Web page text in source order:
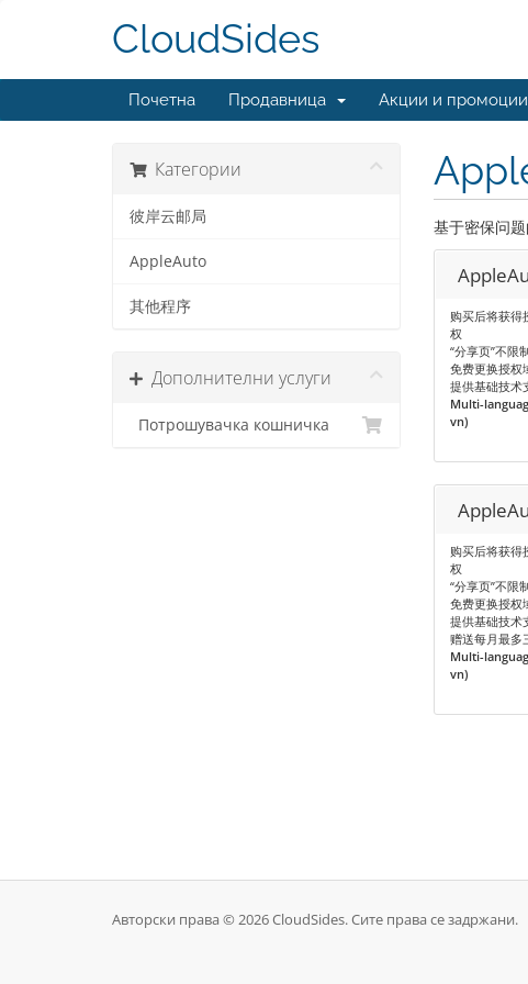
CloudSides
Почетна Продавница Акции и промоции
Категории
彼岸云邮局
AppleAuto
其他程序
Дополнителни услуги
Потрошувачка кошничка
基于密保问
购买后将获得
权
“分享页”不限
免费更换授权
提供基础技术
Multi-
vn)
购买后将获得
权
“分享页”不限
免费更换授权
提供基础技术
赠送每月最多
Multi-
vn)
Авторски права © 2026 CloudSides. Сите права се задржани.